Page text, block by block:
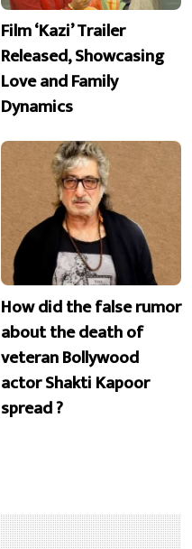
Film ‘Kazi’ Trailer
Released, Showcasing
Love and Family
Dynamics
How did the false rumor
about the death of
veteran Bollywood
actor Shakti Kapoor
spread ?